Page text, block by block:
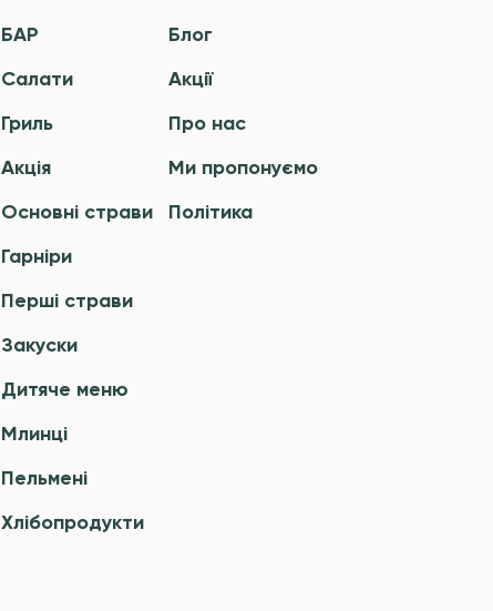
БАР
Салати
Гриль
Акція
Основні страви
Гарніри
Перші страви
Закуски
Дитяче меню
Млинці
Пельмені
Хлібопродукти
Блог
Акції
Про нас
Ми пропонуємо
Політика